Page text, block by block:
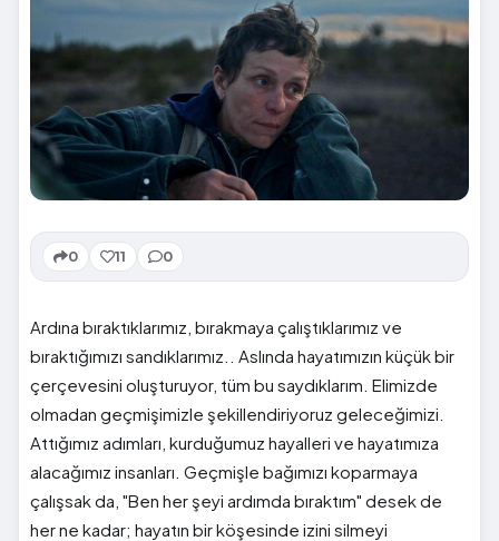
0 11 0
Ardına bıraktıklarımız, bırakmaya çalıştıklarımız ve
bıraktığımızı sandıklarımız.. Aslında hayatımızın küçük bir
çerçevesini oluşturuyor, tüm bu saydıklarım. Elimizde
olmadan geçmişimizle şekillendiriyoruz geleceğimizi.
Attığımız adımları, kurduğumuz hayalleri ve hayatımıza
alacağımız insanları. Geçmişle bağımızı koparmaya
çalışsak da, "Ben her şeyi ardımda bıraktım" desek de
her ne kadar; hayatın bir köşesinde izini silmeyi